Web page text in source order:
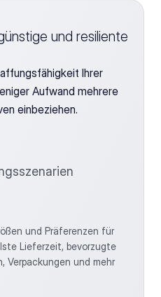
und resiliente
Ihrer
Aufwand mehrere
einbeziehen.
und Präferenzen für
Lieferzeit, bevorzugte
Verpackungen und mehr